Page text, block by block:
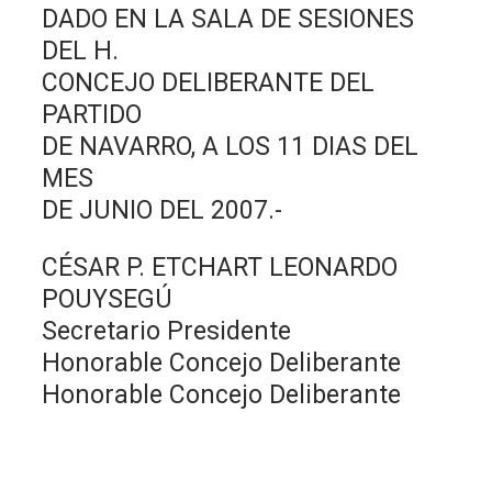
DADO EN LA SALA DE SESIONES
DEL H.
CONCEJO DELIBERANTE DEL
PARTIDO
DE NAVARRO, A LOS 11 DIAS DEL
MES
DE JUNIO DEL 2007.-
CÉSAR P. ETCHART LEONARDO
POUYSEGÚ
Secretario Presidente
Honorable Concejo Deliberante
Honorable Concejo Deliberante